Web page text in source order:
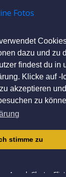
dazu und zu
findest du in
Klicke auf -
akzeptieren
zu
stimme zu
Fotos
AGB|
App | Chat - Flirt